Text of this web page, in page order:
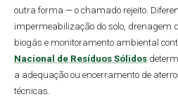
outra forma — o chamado rejeito.
impermeabilização do solo, drenagem
biogás e monitoramento ambiental
Nacional de Resíduos Sólidos
a adequação ou encerramento de
técnicas.